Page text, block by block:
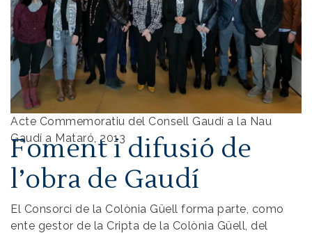
Acte Commemoratiu del Consell Gaudí a la Nau
Gaudí a Mataró, 2013
Foment i difusió de
l’obra de Gaudí
El Consorci de la Colònia Güell forma parte, como
ente gestor de la Cripta de la Colònia Güell, del